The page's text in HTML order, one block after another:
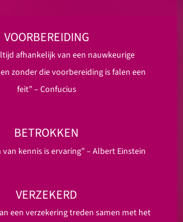
VOORBEREIDING
afhankelijk van een nauwkeurige
zonder die voorbereiding is falen een
feit” – Confucius
BETROKKEN
van kennis is ervaring” – Albert Einstein
VERZEKERD
een verzekering treden samen met het